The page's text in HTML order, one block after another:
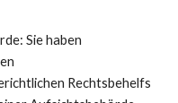
Sie haben
Rechtsbehelfs